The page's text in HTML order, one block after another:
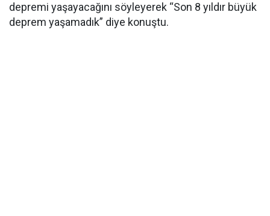
depremi yaşayacağını söyleyerek “Son 8 yıldır büyük
deprem yaşamadık” diye konuştu.